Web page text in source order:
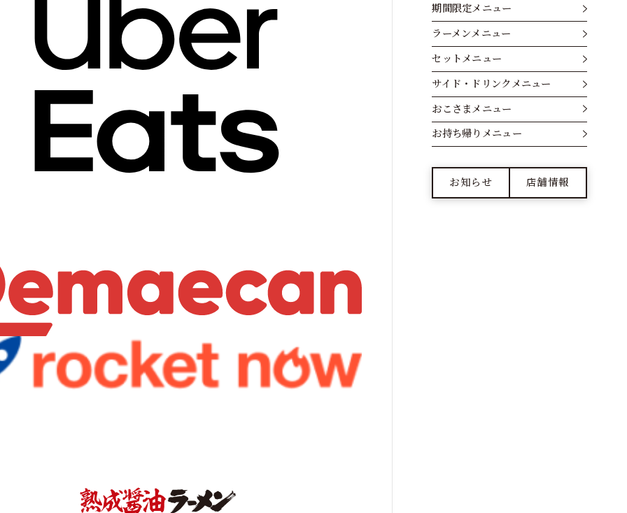
期間限定メニュー
ラーメンメニュー
セットメニュー
サイド・ドリンクメニュー
おこさまメニュー
お持ち帰りメニュー
お知らせ 店舗情報